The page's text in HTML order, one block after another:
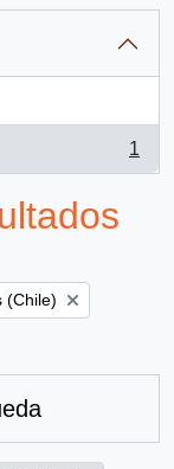
1
(Chile)